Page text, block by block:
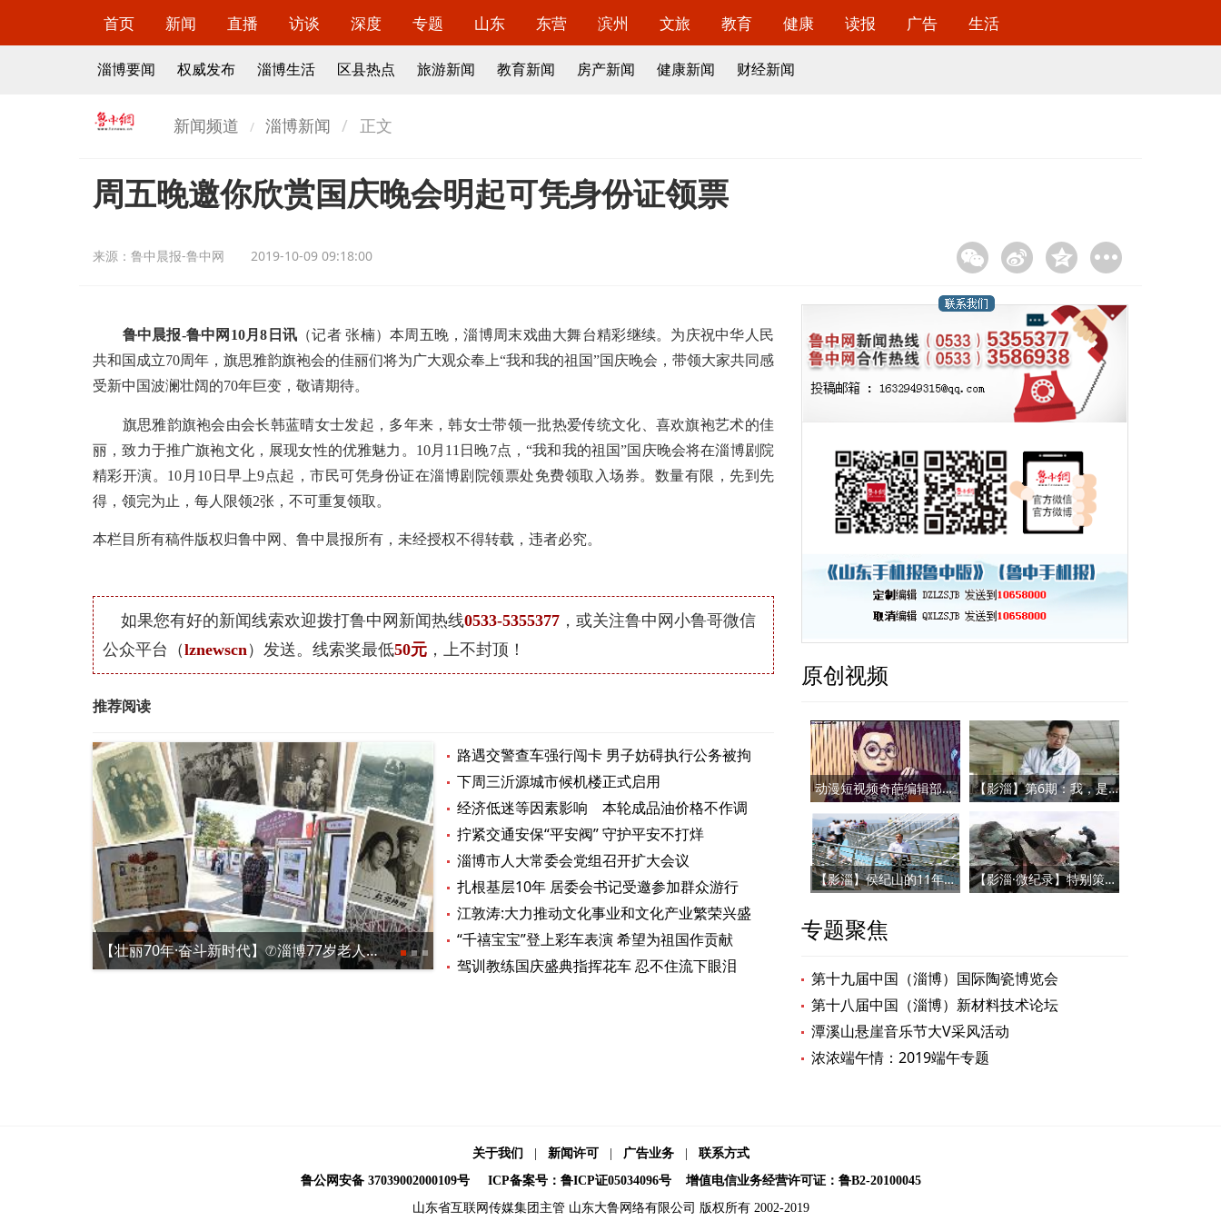
首页 新闻 直播 访谈 深度 专题 山东 东营 滨州 文旅 教育 健康 读报 广告 生活
淄博要闻 权威发布 淄博生活 区县热点 旅游新闻 教育新闻 房产新闻 健康新闻 财经新闻
新闻频道 淄博新闻 正文
周五晚邀你欣赏国庆晚会明起可凭身份证领票
来源： 鲁中晨报-鲁中网 2019-10-09 09:18:00
鲁中晨报-鲁中网10月8日讯 （记者 张楠）本周五晚，淄博周末戏曲大舞台精彩继续。为庆祝中华人民
共和国成立70周年，旗思雅韵旗袍会的佳丽们将为广大观众奉上“我和我的祖国”国庆晚会，带领大家共同感
受新中国波澜壮阔的70年巨变，敬请期待。
旗思雅韵旗袍会由会长韩蓝晴女士发起，多年来，韩女士带领一批热爱传统文化、喜欢旗袍艺术的佳
丽，致力于推广旗袍文化，展现女性的优雅魅力。10月11日晚7点，“我和我的祖国”国庆晚会将在淄博剧院
精彩开演。10月10日早上9点起，市民可凭身份证在淄博剧院领票处免费领取入场券。数量有限，先到先
得，领完为止，每人限领2张，不可重复领取。
本栏目所有稿件版权归鲁中网、鲁中晨报所有，未经授权不得转载，违者必究。
如果您有好的新闻线索欢迎拨打鲁中网新闻热线0533-5355377 ，或关注鲁中网小鲁哥微信
公众平台（lznewscn）发送。线索奖最低50元 ，上不封顶！
推荐阅读
【壮丽70年·奋斗新时代】⑦淄博77岁老人用老照片讲述与新中国共成长的故事 “贫困村”的蜕变 趟出“红色振兴路”
路遇交警查车强行闯卡 男子妨碍执行公务被拘
下周三沂源城市候机楼正式启用
经济低迷等因素影响 本轮成品油价格不作调
整
拧紧交通安保“平安阀” 守护平安不打烊
淄博市人大常委会党组召开扩大会议
扎根基层10年 居委会书记受邀参加群众游行
江敦涛:大力推动文化事业和文化产业繁荣兴盛
“千禧宝宝”登上彩车表演 希望为祖国作贡献
驾训教练国庆盛典指挥花车 忍不住流下眼泪
原创视频
动漫短视频奇葩编辑部：小鲁哥拜年 【影淄】第6期：我，是一名医者
【影淄】侯纪山的11年：将荒山变为“金山” 【影淄·微纪录】特别策划：我，是一名记者
专题聚焦
第十九届中国（淄博）国际陶瓷博览会
第十八届中国（淄博）新材料技术论坛
潭溪山悬崖音乐节大V采风活动
浓浓端午情：2019端午专题
关于我们 新闻许可 广告业务
联系方式
鲁公网安备 37039002000109号
ICP备案号：鲁ICP证05034096号
增值电信业务经营许可证：鲁B2-20100045
山东省互联网传媒集团主管 山东大鲁网络有限公司 版权所有 2002-2019